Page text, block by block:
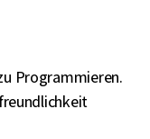
Programmieren.